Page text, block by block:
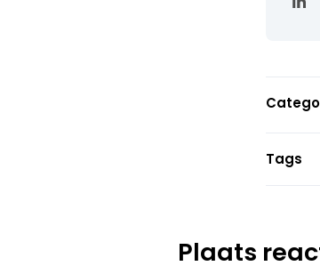
Tags
Plaats